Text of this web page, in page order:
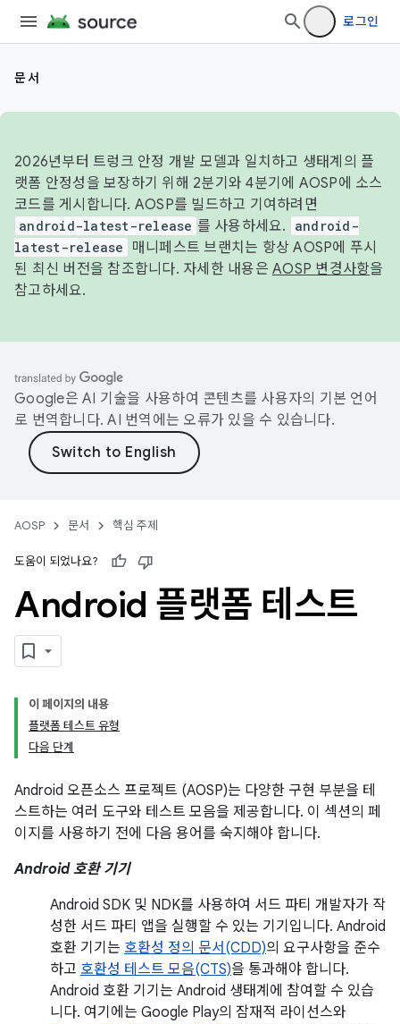
로그인
문서
2026년부터 트렁크 안정 개발 모델과 일치하고 생태계의 플
랫폼 안정성을 보장하기 위해 2분기와 4분기에 AOSP에 소스
코드를 게시합니다. AOSP를 빌드하고 기여하려면
android-latest-release 를 사용하세요.
android-
latest-release
매니페스트 브랜치는 항상 AOSP에 푸시
된 최신 버전을 참조합니다. 자세한 내용은 AOSP 변경사항을
참고하세요.
Google은 AI 기술을 사용하여 콘텐츠를 사용자의 기본 언어
로 번역합니다. AI 번역에는 오류가 있을 수 있습니다.
AOSP 문서 핵심 주제
도움이 되었나요?
Android 플랫폼 테스트
이 페이지의 내용
플랫폼 테스트 유형
다음 단계
Android 오픈소스 프로젝트 (AOSP)는 다양한 구현 부분을 테
스트하는 여러 도구와 테스트 모음을 제공합니다. 이 섹션의 페
이지를 사용하기 전에 다음 용어를 숙지해야 합니다.
Android 호환 기기
Android SDK 및 NDK를 사용하여 서드 파티 개발자가 작
성한 서드 파티 앱을 실행할 수 있는 기기입니다. Android
호환 기기는 호환성 정의 문서(CDD)의 요구사항을 준수
하고 호환성 테스트 모음(CTS)을 통과해야 합니다.
Android 호환 기기는 Android 생태계에 참여할 수 있습
니다. 여기에는 Google Play의 잠재적 라이선스와